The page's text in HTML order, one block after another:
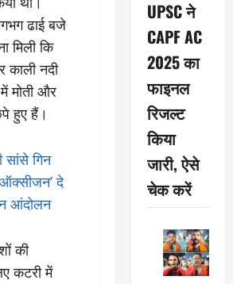
ढाई बजे
मिली कि
काली नदी
मोती और
हुए हैं।
सांसे गिन
दे
आंदोलन
की
कटरी में
UPSC ने
CAPF AC
2025 का
फाइनल
रिजल्ट
किया
जारी, ऐसे
चेक करें